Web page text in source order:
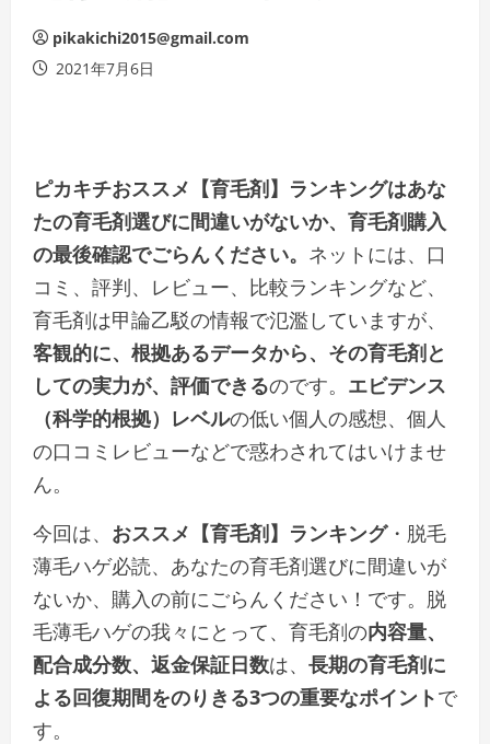
pikakichi2015@gmail.com
2021年7月6日
ピカキチおススメ【育毛剤】ランキングはあな
たの育毛剤選びに間違いがないか、育毛剤購入
の最後確認でごらんください。 ネットには、口
コミ、評判、レビュー、比較ランキングなど、
育毛剤は甲論乙駁の情報で氾濫していますが、
客観的に、根拠あるデータから、その育毛剤と
しての実力が、評価できるのです。 エビデンス
（科学的根拠）レベルの低い個人の感想、個人
の口コミレビューなどで惑わされてはいけませ
ん。
今回は、 おススメ【育毛剤】ランキング・脱毛
薄毛ハゲ必読、あなたの育毛剤選びに間違いが
ないか、購入の前にごらんください！です。脱
毛薄毛ハゲの我々にとって、育毛剤の内容量、
配合成分数、返金保証日数は、 長期の育毛剤に
よる回復期間をのりきる3つの重要なポイントで
す。